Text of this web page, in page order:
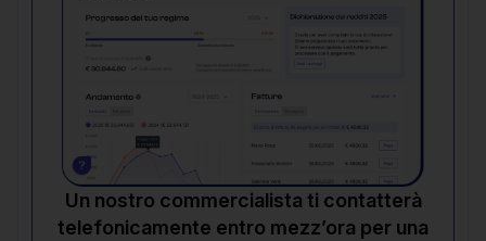
Un nostro commercialista ti contatterà
telefonicamente entro mezz’ora per una